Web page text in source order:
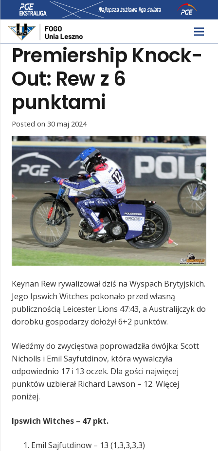
Premiership Knock-
Out: Rew z 6
punktami
Posted on 30 maj 2024
Keynan Rew rywalizował dziś na Wyspach Brytyjskich.
Jego Ipswich Witches pokonało przed własną
publicznością Leicester Lions 47:43, a Australijczyk do
dorobku gospodarzy dołożył 6+2 punktów.
Wiedźmy do zwycięstwa poprowadziła dwójka: Scott
Nicholls i Emil Sayfutdinov, która wywalczyła
odpowiednio 17 i 13 oczek. Dla gości najwięcej
punktów uzbierał Richard Lawson – 12. Więcej
poniżej.
Ipswich Witches – 47 pkt.
Emil Sajfutdinow – 13 (1,3,3,3,3)